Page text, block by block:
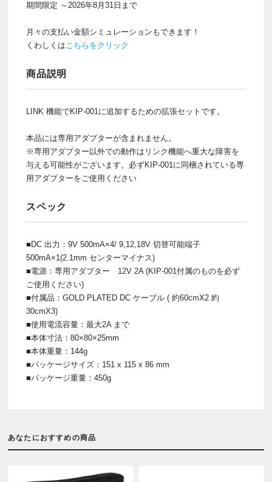
期間限定 ～2026年8月31日まで
月々の支払い金額シミュレーションもできます！
くわしくはこちらをクリック
商品説明
LINK 機能でKIP-001に追加するための拡張セットです。
本品には専用アダプターが含まれません。
※専用アダプター以外での動作はリンク機能へ重大な障害を
与える可能性がございます。必ずKIP-001に同梱されている専
用アダプターをご使用ください
スペック
■DC 出力：9V 500mA×4/ 9,12,18V 切替可能端子
500mA×1(2.1mm センターマイナス)
■電源：専用アダプター 12V 2A (KIP-001付属のものを必ず
ご使用ください)
■付属品：GOLD PLATED DC ケーブル ( 約60cmX2 約
30cmX3)
■使用電流容量：最大2A まで
■本体寸法：80×80×25mm
■本体重量：144g
■パッケージサイズ：151 x 115 x 86 mm
■パッケージ重量：450g
あなたにおすすめの商品